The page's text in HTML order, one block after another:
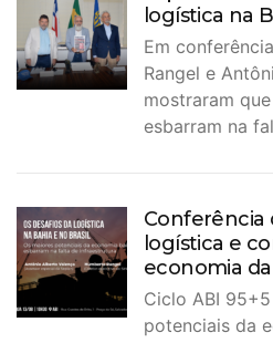
logística na
Em
Rangel e
mostraram
esbarram na
Conferência
logística e
economia
Ciclo ABI
potenciais da